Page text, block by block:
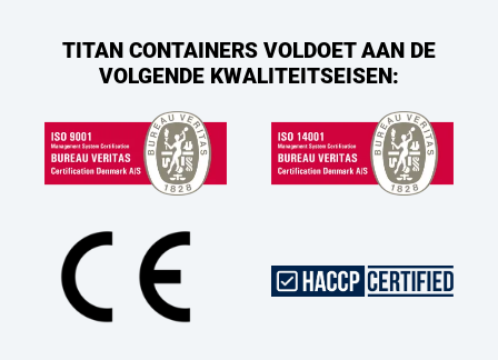
TITAN CONTAINERS VOLDOET AAN DE
VOLGENDE KWALITEITSEISEN: